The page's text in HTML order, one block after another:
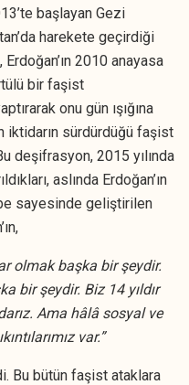
başlayan Gezi
harekete geçirdiği
2010 anayasa
bir faşist
onu gün ışığına
iktidarın sürdürdüğü faşist
deşifrasyon, 2015 yılında
aslında Erdoğan’ın
sayesinde geliştirilen
olmak başka bir şeydir.
bir şeydir. Biz 14 yıldır
Ama hâlâ sosyal ve
var.”
Bu bütün faşist ataklara